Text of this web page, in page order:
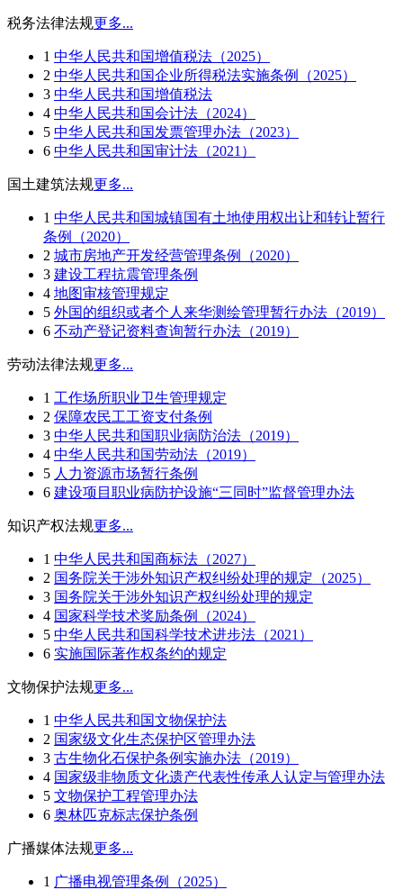
税务法律法规更多...
1 中华人民共和国增值税法（2025）
2 中华人民共和国企业所得税法实施条例（2025）
3 中华人民共和国增值税法
4 中华人民共和国会计法（2024）
5 中华人民共和国发票管理办法（2023）
6 中华人民共和国审计法（2021）
国土建筑法规更多...
1 中华人民共和国城镇国有土地使用权出让和转让暂行
条例（2020）
2 城市房地产开发经营管理条例（2020）
3 建设工程抗震管理条例
4 地图审核管理规定
5 外国的组织或者个人来华测绘管理暂行办法（2019）
6 不动产登记资料查询暂行办法（2019）
劳动法律法规更多...
1 工作场所职业卫生管理规定
2 保障农民工工资支付条例
3 中华人民共和国职业病防治法（2019）
4 中华人民共和国劳动法（2019）
5 人力资源市场暂行条例
6 建设项目职业病防护设施“三同时”监督管理办法
知识产权法规更多...
1 中华人民共和国商标法（2027）
2 国务院关于涉外知识产权纠纷处理的规定（2025）
3 国务院关于涉外知识产权纠纷处理的规定
4 国家科学技术奖励条例（2024）
5 中华人民共和国科学技术进步法（2021）
6 实施国际著作权条约的规定
文物保护法规更多...
1 中华人民共和国文物保护法
2 国家级文化生态保护区管理办法
3 古生物化石保护条例实施办法（2019）
4 国家级非物质文化遗产代表性传承人认定与管理办法
5 文物保护工程管理办法
6 奥林匹克标志保护条例
广播媒体法规更多...
1 广播电视管理条例（2025）